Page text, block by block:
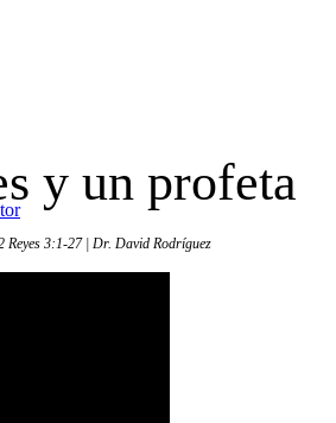
y un profeta
3:1-27 | Dr. David Rodríguez